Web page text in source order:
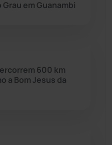
(97)
em Guanambi
600 km
a Bom Jesus da